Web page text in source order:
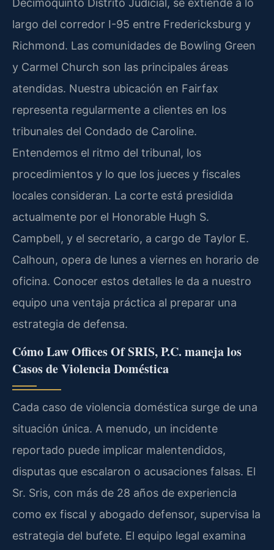
Decimoquinto Distrito Judicial, se extiende a lo
largo del corredor I-95 entre Fredericksburg y
Richmond. Las comunidades de Bowling Green
y Carmel Church son las principales áreas
atendidas. Nuestra ubicación en Fairfax
representa regularmente a clientes en los
tribunales del Condado de Caroline.
Entendemos el ritmo del tribunal, los
procedimientos y lo que los jueces y fiscales
locales consideran. La corte está presidida
actualmente por el Honorable Hugh S.
Campbell, y el secretario, a cargo de Taylor E.
Calhoun, opera de lunes a viernes en horario de
oficina. Conocer estos detalles le da a nuestro
equipo una ventaja práctica al preparar una
estrategia de defensa.
Cómo Law Offices Of SRIS, P.C. maneja los
Casos de Violencia Doméstica
Cada caso de violencia doméstica surge de una
situación única. A menudo, un incidente
reportado puede implicar malentendidos,
disputas que escalaron o acusaciones falsas. El
Sr. Sris, con más de 28 años de experiencia
como ex fiscal y abogado defensor, supervisa la
estrategia del bufete. El equipo legal examina